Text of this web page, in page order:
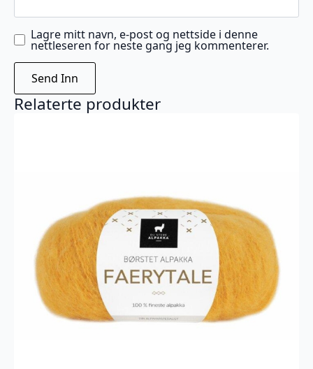
Lagre mitt navn, e-post og nettside i denne
nettleseren for neste gang jeg kommenterer.
Relaterte produkter